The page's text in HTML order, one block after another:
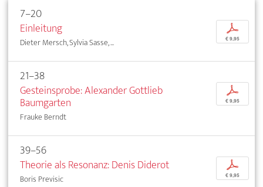
7–20
Einleitung
Dieter Mersch, Sylvia Sasse, ...
p
€ 9,95
21–38
Gesteinsprobe: Alexander Gottlieb
Baumgarten
Frauke Berndt
p
€ 9,95
39–56
Theorie als Resonanz: Denis Diderot
Boris Previsic
p
€ 9,95